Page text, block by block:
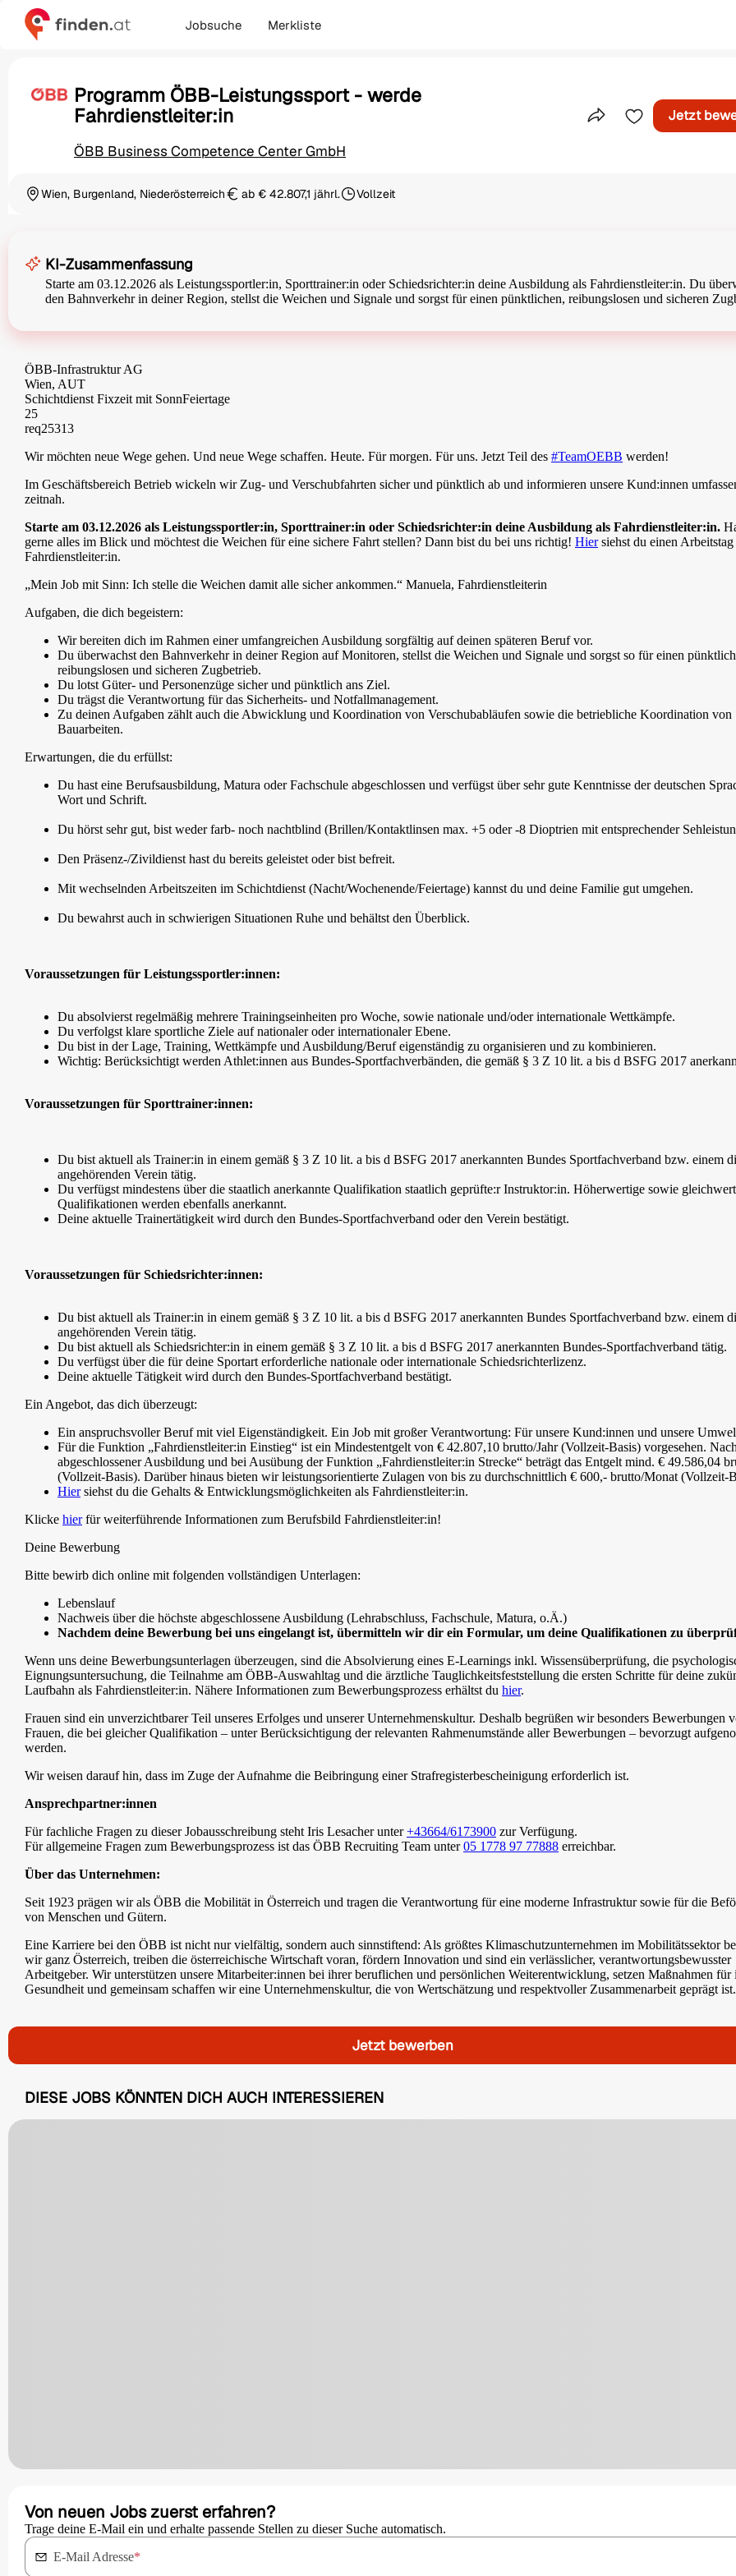
Jobsuche Merkliste
Programm ÖBB-Leistungssport - werde
Fahrdienstleiter:in
ÖBB Business Competence Center GmbH
Teile dieses Inserat
Jetzt
Ortschaft
Wien, Burgenland, Niederösterreich Gehaltab € 42.807,1 jährl.Beschäftigungsart
Vollzeit
KI-Zusammenfassung
Starte am 03.12.2026 als Leistungssportler:in, Sporttrainer:in oder Schiedsrichter:in deine Ausbildung als Fahrdienstleiter:in. Du
den Bahnverkehr in deiner Region, stellst die Weichen und Signale und sorgst für einen pünktlichen, reibungslosen und sicheren
ÖBB-Infrastruktur AG
Wien, AUT
Schichtdienst Fixzeit mit SonnFeiertage
25
req25313
Wir möchten neue Wege gehen. Und neue Wege schaffen. Heute. Für morgen. Für uns. Jetzt Teil des #TeamOEBB werden!
Im Geschäftsbereich Betrieb wickeln wir Zug- und Verschubfahrten sicher und pünktlich ab und informieren unsere Kund:innen
zeitnah.
Starte am 03.12.2026 als Leistungssportler:in, Sporttrainer:in oder Schiedsrichter:in deine Ausbildung als Fahrdienstleiter:in.
gerne alles im Blick und möchtest die Weichen für eine sichere Fahrt stellen? Dann bist du bei uns richtig! Hiersiehst du einen Arbeitstag
Fahrdienstleiter:in.
„Mein Job mit Sinn: Ich stelle die Weichen damit alle sicher ankommen.“ Manuela, Fahrdienstleiterin
Aufgaben, die dich begeistern:
Wir bereiten dich im Rahmen einer umfangreichen Ausbildung sorgfältig auf deinen späteren Beruf vor.
Du überwachst den Bahnverkehr in deiner Region auf Monitoren, stellst die Weichen und Signale und sorgst so für einen
reibungslosen und sicheren Zugbetrieb.
Du lotst Güter- und Personenzüge sicher und pünktlich ans Ziel.
Du trägst die Verantwortung für das Sicherheits- und Notfallmanagement.
Zu deinen Aufgaben zählt auch die Abwicklung und Koordination von Verschubabläufen sowie die betriebliche Koordination von
Bauarbeiten.
Erwartungen, die du erfüllst:
Du hast eine Berufsausbildung, Matura oder Fachschule abgeschlossen und verfügst über sehr gute Kenntnisse der deutschen
Wort und Schrift.
Du hörst sehr gut, bist weder farb- noch nachtblind (Brillen/Kontaktlinsen max. +5 oder -8 Dioptrien mit entsprechender
Den Präsenz-/Zivildienst hast du bereits geleistet oder bist befreit.
Mit wechselnden Arbeitszeiten im Schichtdienst (Nacht/Wochenende/Feiertage) kannst du und deine Familie gut umgehen.
Du bewahrst auch in schwierigen Situationen Ruhe und behältst den Überblick.
Voraussetzungen für Leistungssportler:innen:
Du absolvierst regelmäßig mehrere Trainingseinheiten pro Woche, sowie nationale und/oder internationale Wettkämpfe.
Du verfolgst klare sportliche Ziele auf nationaler oder internationaler Ebene.
Du bist in der Lage, Training, Wettkämpfe und Ausbildung/Beruf eigenständig zu organisieren und zu kombinieren.
Wichtig: Berücksichtigt werden Athlet:innen aus Bundes-Sportfachverbänden, die gemäß § 3 Z 10 lit. a bis d BSFG 2017
Voraussetzungen für Sporttrainer:innen:
Du bist aktuell als Trainer:in in einem gemäß § 3 Z 10 lit. a bis d BSFG 2017 anerkannten Bundes Sportfachverband bzw. einem
angehörenden Verein tätig.
Du verfügst mindestens über die staatlich anerkannte Qualifikation staatlich geprüfte:r Instruktor:in. Höherwertige sowie
Qualifikationen werden ebenfalls anerkannt.
Deine aktuelle Trainertätigkeit wird durch den Bundes-Sportfachverband oder den Verein bestätigt.
Voraussetzungen für Schiedsrichter:innen:
Du bist aktuell als Trainer:in in einem gemäß § 3 Z 10 lit. a bis d BSFG 2017 anerkannten Bundes Sportfachverband bzw. einem
angehörenden Verein tätig.
Du bist aktuell als Schiedsrichter:in in einem gemäß § 3 Z 10 lit. a bis d BSFG 2017 anerkannten Bundes-Sportfachverband tätig.
Du verfügst über die für deine Sportart erforderliche nationale oder internationale Schiedsrichterlizenz.
Deine aktuelle Tätigkeit wird durch den Bundes-Sportfachverband bestätigt.
Ein Angebot, das dich überzeugt:
Ein anspruchsvoller Beruf mit viel Eigenständigkeit. Ein Job mit großer Verantwortung: Für unsere Kund:innen und unsere
Für die Funktion „Fahrdienstleiter:in Einstieg“ ist ein Mindestentgelt von € 42.807,10 brutto/Jahr (Vollzeit-Basis) vorgesehen. Nach
abgeschlossener Ausbildung und bei Ausübung der Funktion „Fahrdienstleiter:in Strecke“ beträgt das Entgelt mind. € 49.586,04
(Vollzeit-Basis). Darüber hinaus bieten wir leistungsorientierte Zulagen von bis zu durchschnittlich € 600,- brutto/Monat (Vollzeit-
Hiersiehst du die Gehalts & Entwicklungsmöglichkeiten als Fahrdienstleiter:in.
Klicke hierfür weiterführende Informationen zum Berufsbild Fahrdienstleiter:in!
Deine Bewerbung
Bitte bewirb dich online mit folgenden vollständigen Unterlagen:
Lebenslauf
Nachweis über die höchste abgeschlossene Ausbildung (Lehrabschluss, Fachschule, Matura, o.Ä.)
Nachdem deine Bewerbung bei uns eingelangt ist, übermitteln wir dir ein Formular, um deine Qualifikationen zu
Wenn uns deine Bewerbungsunterlagen überzeugen, sind die Absolvierung eines E-Learnings inkl. Wissensüberprüfung, die
Eignungsuntersuchung, die Teilnahme am ÖBB-Auswahltag und die ärztliche Tauglichkeitsfeststellung die ersten Schritte für deine
Laufbahn als Fahrdienstleiter:in. Nähere Informationen zum Bewerbungsprozess erhältst du hier.
Frauen sind ein unverzichtbarer Teil unseres Erfolges und unserer Unternehmenskultur. Deshalb begrüßen wir besonders Bewerbungen
Frauen, die bei gleicher Qualifikation – unter Berücksichtigung der relevanten Rahmenumstände aller Bewerbungen – bevorzugt
werden.
Wir weisen darauf hin, dass im Zuge der Aufnahme die Beibringung einer Strafregisterbescheinigung erforderlich ist.
Ansprechpartner:innen
Für fachliche Fragen zu dieser Jobausschreibung steht Iris Lesacher unter+43664/6173900 zur Verfügung.
Für allgemeine Fragen zum Bewerbungsprozess ist das ÖBB Recruiting Team unter05 1778 97 77888 erreichbar.
Über das Unternehmen:
Seit 1923 prägen wir als ÖBB die Mobilität in Österreich und tragen die Verantwortung für eine moderne Infrastruktur sowie für die
von Menschen und Gütern.
Eine Karriere bei den ÖBB ist nicht nur vielfältig, sondern auch sinnstiftend: Als größtes Klimaschutzunternehmen im Mobilitätssektor
wir ganz Österreich, treiben die österreichische Wirtschaft voran, fördern Innovation und sind ein verlässlicher, verantwortungsbewusster
Arbeitgeber. Wir unterstützen unsere Mitarbeiter:innen bei ihrer beruflichen und persönlichen Weiterentwicklung, setzen Maßnahmen für
Gesundheit und gemeinsam schaffen wir eine Unternehmenskultur, die von Wertschätzung und respektvoller Zusammenarbeit geprägt ist.
Jetzt bewerben
DIESE JOBS KÖNNTEN DICH AUCH INTERESSIEREN
Von neuen Jobs zuerst erfahren?
Trage deine E-Mail ein und erhalte passende Stellen zu dieser Suche automatisch.
E-Mail Adresse*